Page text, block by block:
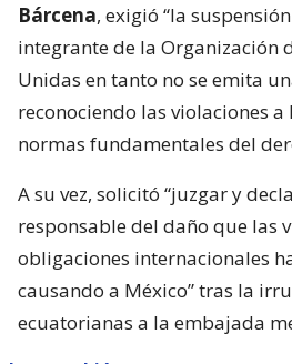
Bárcena, exigió “la
integrante de la Organización
Unidas en tanto no se emita
reconociendo las violaciones
normas fundamentales del
A su vez, solicitó “juzgar y
responsable del daño que las
obligaciones internacionales
causando a México” tras la
ecuatorianas a la embajada